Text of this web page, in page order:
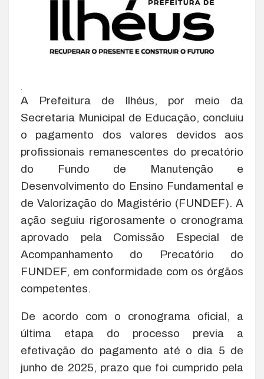
.
A Prefeitura de Ilhéus, por meio da
Secretaria Municipal de Educação, concluiu
o pagamento dos valores devidos aos
profissionais remanescentes do precatório
do Fundo de Manutenção e
Desenvolvimento do Ensino Fundamental e
de Valorização do Magistério (FUNDEF). A
ação seguiu rigorosamente o cronograma
aprovado pela Comissão Especial de
Acompanhamento do Precatório do
FUNDEF, em conformidade com os órgãos
competentes.
De acordo com o cronograma oficial, a
última etapa do processo previa a
efetivação do pagamento até o dia 5 de
junho de 2025, prazo que foi cumprido pela